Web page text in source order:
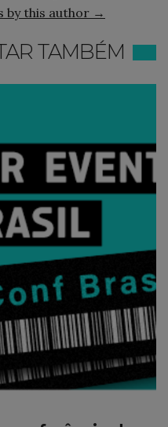
by this author →
TAMBÉM